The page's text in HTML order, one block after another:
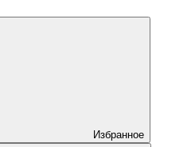
Избранное